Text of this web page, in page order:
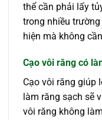
thể cần phải lấy
trong nhiều
hiện mà không
Cạo vôi răng có
Cạo vôi răng giúp
làm răng sạch sẽ
vôi răng không